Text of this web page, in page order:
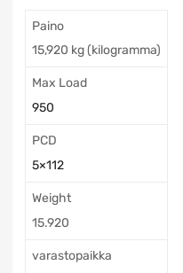
Paino
15,920 kg (kilogramma)
Max Load
950
PCD
5×112
Weight
15.920
varastopaikka